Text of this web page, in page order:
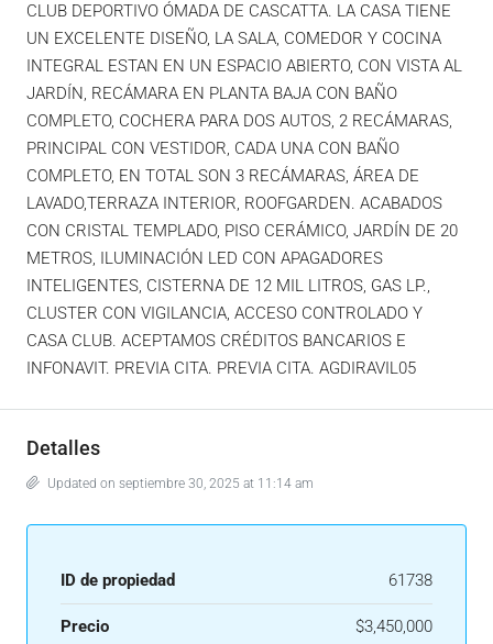
CLUB DEPORTIVO ÓMADA DE CASCATTA. LA CASA TIENE
UN EXCELENTE DISEÑO, LA SALA, COMEDOR Y COCINA
INTEGRAL ESTAN EN UN ESPACIO ABIERTO, CON VISTA AL
JARDÍN, RECÁMARA EN PLANTA BAJA CON BAÑO
COMPLETO, COCHERA PARA DOS AUTOS, 2 RECÁMARAS,
PRINCIPAL CON VESTIDOR, CADA UNA CON BAÑO
COMPLETO, EN TOTAL SON 3 RECÁMARAS, ÁREA DE
LAVADO,TERRAZA INTERIOR, ROOFGARDEN. ACABADOS
CON CRISTAL TEMPLADO, PISO CERÁMICO, JARDÍN DE 20
METROS, ILUMINACIÓN LED CON APAGADORES
INTELIGENTES, CISTERNA DE 12 MIL LITROS, GAS LP.,
CLUSTER CON VIGILANCIA, ACCESO CONTROLADO Y
CASA CLUB. ACEPTAMOS CRÉDITOS BANCARIOS E
INFONAVIT. PREVIA CITA. PREVIA CITA. AGDIRAVIL05
Detalles
Updated on septiembre 30, 2025 at 11:14 am
ID de propiedad 61738
Precio $3,450,000